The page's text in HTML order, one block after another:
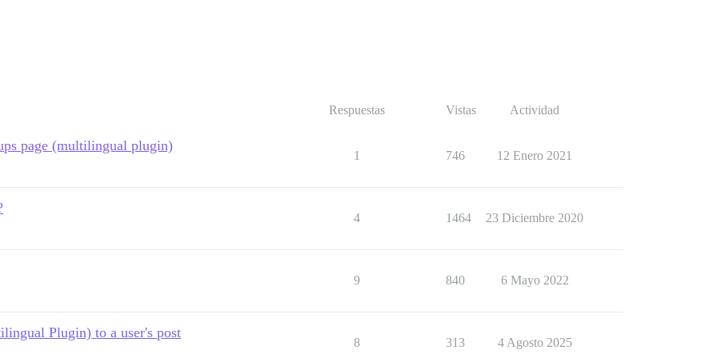
Respuestas Vistas Actividad
page (multilingual plugin)
1 746 12 Enero 2021
4 1464 23 Diciembre 2020
9 840 6 Mayo 2022
Plugin) to a user's post
8 313 4 Agosto 2025